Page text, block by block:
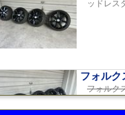
GT53
ッドレス
フォルク
フォルク
ンチホイ